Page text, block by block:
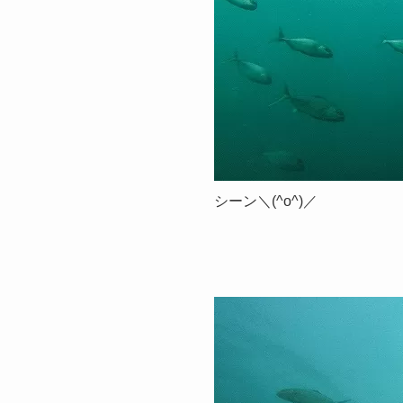
シーン＼(^o^)／